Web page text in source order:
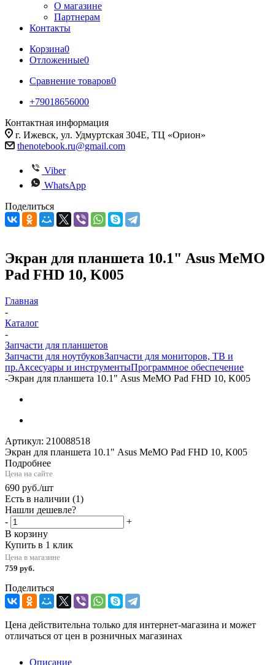
О магазине
Партнерам
Контакты
Корзина0
Отложенные0
Сравнение товаров0
+79018656000
Контактная информация
г. Ижевск, ул. Удмуртская 304Е, ТЦ «Орион»
thenotebook.ru@gmail.com
Viber
WhatsApp
Поделиться
Экран для планшета 10.1" Asus MeMO
Pad FHD 10, K005
Главная
-
Каталог
-
Запчасти для планшетов
Запчасти для ноутбуковЗапчасти для мониторов, ТВ и
пр.Аксесуары и инструментыПрограммное обеспечение
-Экран для планшета 10.1" Asus MeMO Pad FHD 10, K005
Артикул: 210088518
Экран для планшета 10.1" Asus MeMO Pad FHD 10, K005
Подробнее
Цена на сайте
690 руб./шт
Есть в наличии (1)
Нашли дешевле?
-
+
В корзину
Купить в 1 клик
Цена в магазине
759 руб.
Поделиться
Цена действительна только для интернет-магазина и может
отличаться от цен в розничных магазинах
Описание